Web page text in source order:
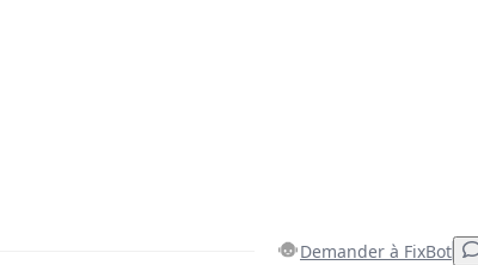
Demander à FixBot